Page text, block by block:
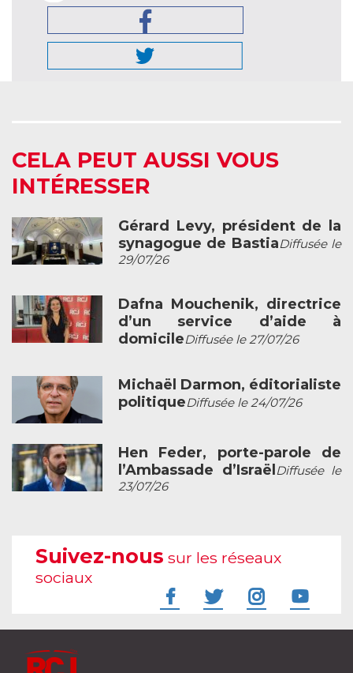
CELA PEUT AUSSI VOUS
INTÉRESSER
Gérard Levy, président de la
synagogue de BastiaDiffusée le
29/07/26
Dafna Mouchenik, directrice
d’un service d’aide à
domicileDiffusée le 27/07/26
Michaël Darmon, éditorialiste
politiqueDiffusée le 24/07/26
Hen Feder, porte-parole de
l’Ambassade d’Israël Diffusée le
23/07/26
Suivez-nous sur les réseaux
sociaux